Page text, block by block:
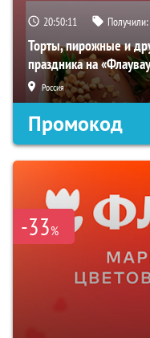
20:50:11 Получили:
Торты, пирожные и
праздника на
Россия
Промокод
-33%